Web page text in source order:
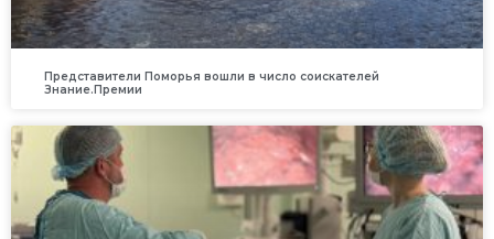
Представители Поморья вошли в число соискателей
Знание.Премии